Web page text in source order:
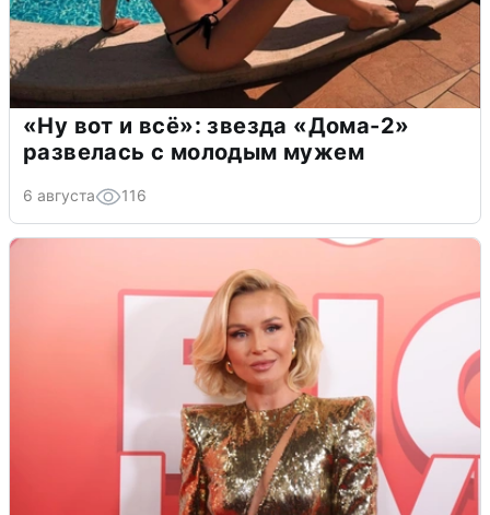
«Ну вот и всё»: звезда «Дома-2»
развелась с молодым мужем
6 августа 116